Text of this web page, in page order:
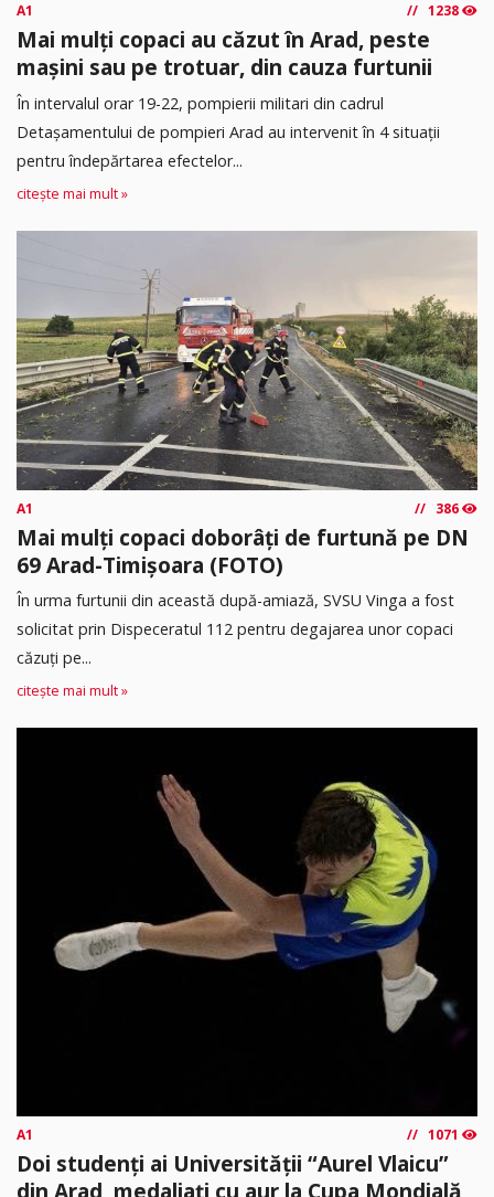
A1 1238
Mai mulți copaci au căzut în Arad, peste
mașini sau pe trotuar, din cauza furtunii
În intervalul orar 19-22, pompierii militari din cadrul
Detașamentului de pompieri Arad au intervenit în 4 situații
pentru îndepărtarea efectelor...
citește mai mult »
A1 386
Mai mulți copaci doborâți de furtună pe DN
69 Arad-Timișoara (FOTO)
În urma furtunii din această după-amiază, SVSU Vinga a fost
solicitat prin Dispeceratul 112 pentru degajarea unor copaci
căzuți pe...
citește mai mult »
A1 1071
Doi studenți ai Universității “Aurel Vlaicu”
din Arad, medaliați cu aur la Cupa Mondială